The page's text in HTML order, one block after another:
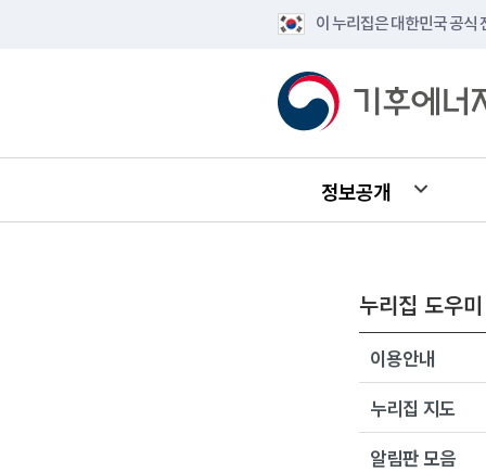
이 누리집은 대한민국 공식
정보공개
누리집 도우미
이용안내
누리집 지도
알림판 모음